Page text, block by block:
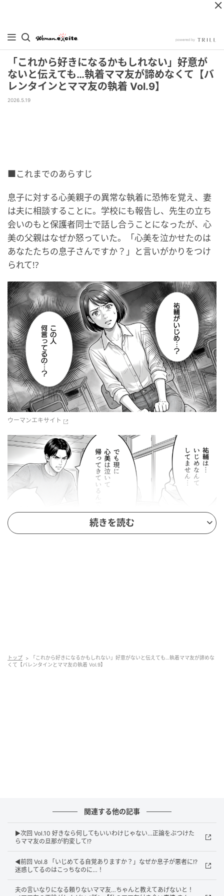
「これから好きになるかもしれない」好意が
ないと伝えても…執着ママ友が諦めなくて【バ
レンタインとママ友の執着 Vol.9】
2026.5.19
■これまでのあらすじ
息子に対する心美親子の異常な執着に恐怖を覚え、妻
は夫に相談することに。学校にも報告し、先生の立ち
会いのもと保護者同士で話し合うことになったが、心
美の父親はなぜか怒っていた。「心美を泣かせたのは
あなたたちの息子さんですか？」と言いがかりをつけ
られて!?
ウーマンエキサイト
ウーマンエキサイト
続きを読む
トップ
「これから好きになるかもしれない」好意がないと伝えても…執着ママ友が諦めな
くて【バレンタインとママ友の執着 Vol.9】
関連する他の記事
▶︎次回 Vol.10 好きなら何してもいいわけじゃない…正論をぶつけた
らママ友の旦那が豹変して!?
◀︎前回 Vol.8 「いじめてる自覚ありますか？」なぜか息子が悪者に!?
迷惑してるのはこっちなのに…！
夫の言いなりになる頼りないママ友…ちゃんと教えてあげないと！